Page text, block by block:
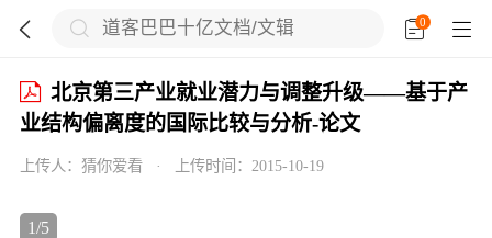
 0 

北京第三产业就业潜力与调整升级——基于产
业结构偏离度的国际比较与分析-论文
上传人： 猜你爱看· 上传时间： 2015-10-19
1/5
